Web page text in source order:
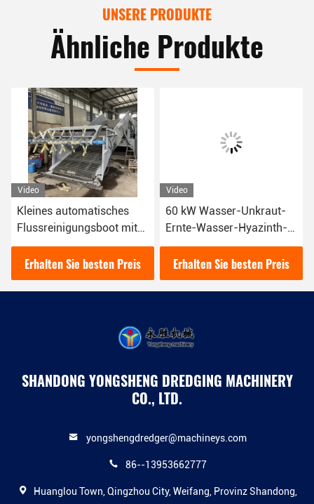
UNSERE PRODUKTE
Ähnliche Produkte
mit
Ernter
besten Preis
Video
60 kW Wasser-Unkraut-
Ernte-Wasser-Hyazinth-
Ernte-Maschine für die
Sammlung von Tiefe von
0-1m
Erhalten Sie besten Preis
Langlebigste
Erhalten Sie
SHANDONG YONGSHENG DREDGING MACHINERY
CO., LTD.
yongshengdredger@machineys.com
86--13953662777
Huanglou Town, Qingzhou City, Weifang, Provinz Shandong,